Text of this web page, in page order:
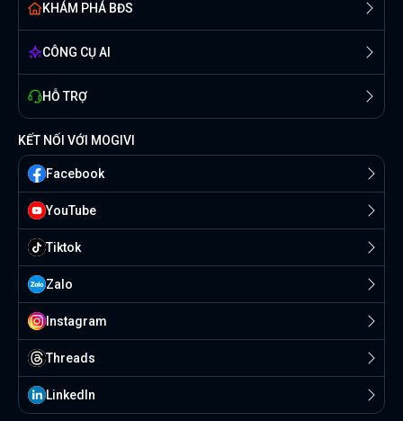
KHÁM PHÁ BĐS
CÔNG CỤ AI
HỖ TRỢ
KẾT NỐI VỚI MOGIVI
Facebook
YouTube
Tiktok
Zalo
Instagram
Threads
Linkedln